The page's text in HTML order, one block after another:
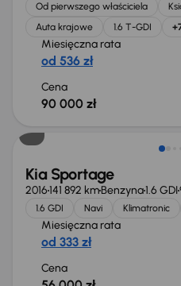
Od pierwszego właściciela
Auta krajowe
1.6 T-GDI
Miesięczna rata
od 536 zł
Cena
90 000 zł
Kia Sportage
2016141 892 kmBenzyna1.6 GDI
1.6 GDI Navi Klimatronic
Miesięczna rata
od 333 zł
Cena